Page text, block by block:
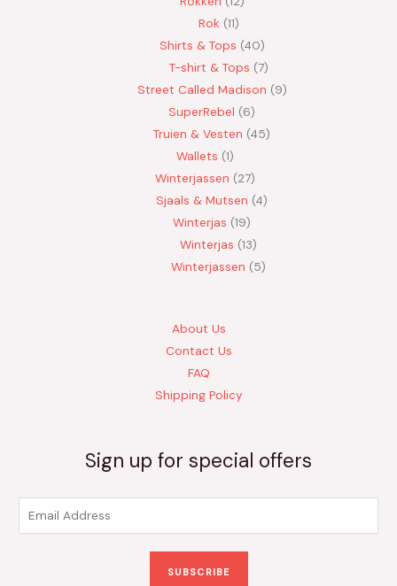
Rok 11
Shirts & Tops 40
T-shirt & Tops 7
Street Called Madison 9
SuperRebel
6
Truien & Vesten 45
Wallets 1
Winterjassen
27
Sjaals & Mutsen 4
Winterjas 19
Winterjas 13
Winterjassen
5
About Us
Contact Us
FAQ
Shipping Policy
Sign up for special offers
m
SUBSCRIBE